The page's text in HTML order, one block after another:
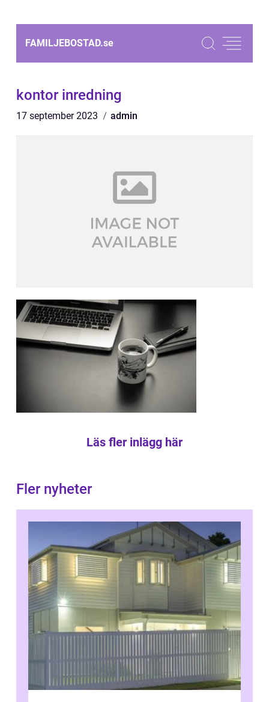
FAMILJEBOSTAD.se
kontor inredning
17 september 2023 admin
Läs fler inlägg här
Fler nyheter